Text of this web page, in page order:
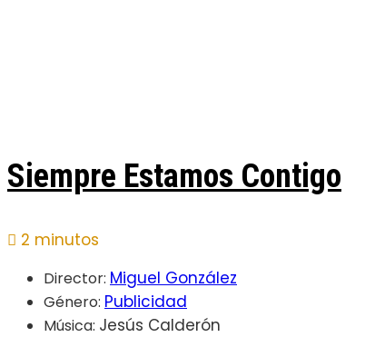
Siempre Estamos Contigo
2 minutos
Director: Miguel González
Género: Publicidad
Música: Jesús Calderón